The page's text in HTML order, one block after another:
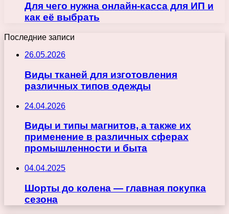
Для чего нужна онлайн-касса для ИП и
как её выбрать
Последние записи
26.05.2026
Виды тканей для изготовления
различных типов одежды
24.04.2026
Виды и типы магнитов, а также их
применение в различных сферах
промышленности и быта
04.04.2025
Шорты до колена — главная покупка
сезона